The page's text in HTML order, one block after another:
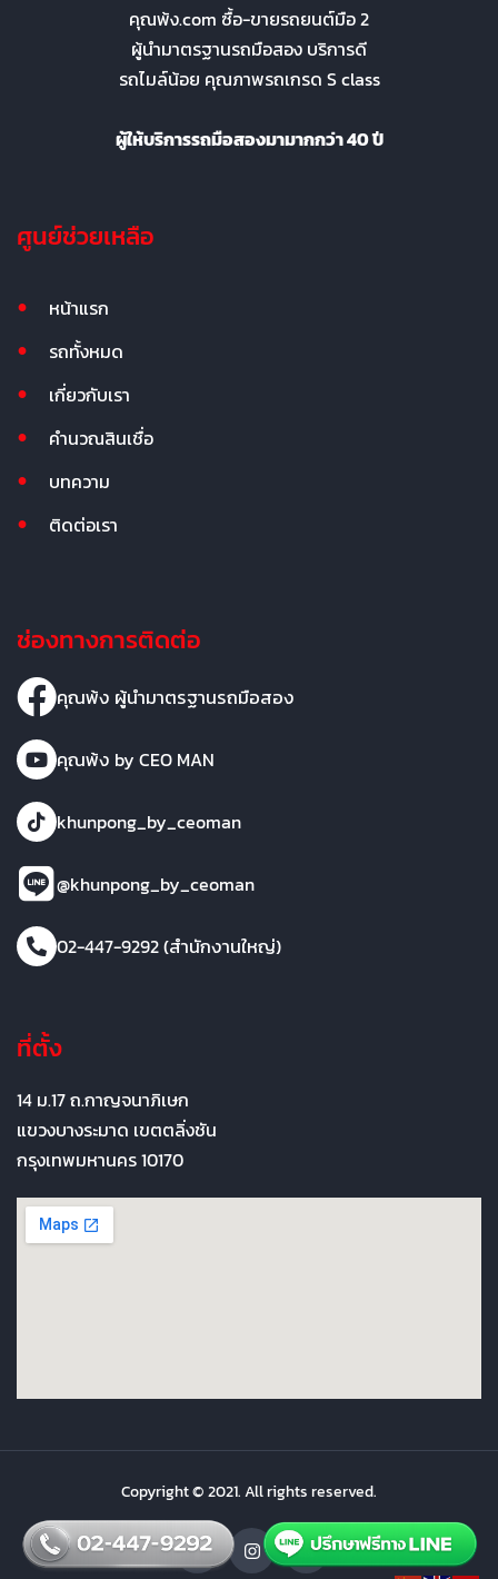
คุณพ้ง.com ซื้อ-ขายรถยนต์มือ 2
ผู้นำมาตรฐานรถมือสอง บริการดี
รถไมล์น้อย คุณภาพรถเกรด S class
ผู้ให้บริการรถมือสองมามากกว่า 40 ปี
ศูนย์ช่วยเหลือ
หน้าแรก
รถทั้งหมด
เกี่ยวกับเรา
คำนวณสินเชื่อ
บทความ
ติดต่อเรา
ช่องทางการติดต่อ
คุณพ้ง ผู้นำมาตรฐานรถมือสอง
คุณพ้ง by CEO MAN
khunpong_by_ceoman
@khunpong_by_ceoman
02-447-9292 (สำนักงานใหญ่)
ที่ตั้ง
14 ม.17 ถ.กาญจนาภิเษก
แขวงบางระมาด เขตตลิ่งชัน
กรุงเทพมหานคร 10170
Copyright © 2021. All rights reserved.